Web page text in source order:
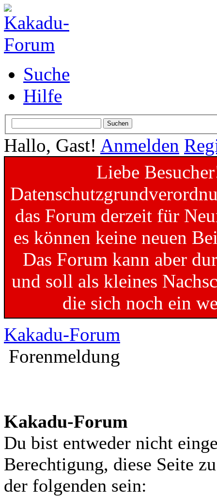
Suche
Hilfe
Hallo, Gast! Anmelden
Liebe
das Forum derzeit für
es können keine neuen
Das Forum kann aber
und soll als kleines
die sich noch ein
Kakadu-Forum
Forenmeldung
Kakadu-Forum
Du bist entweder nicht
Berechtigung, diese Seite
der folgenden sein: